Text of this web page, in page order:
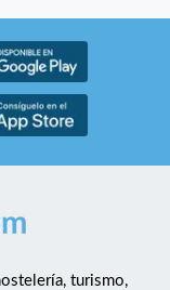
turismo,